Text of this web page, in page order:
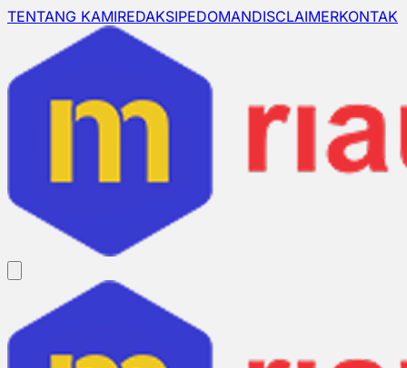
TENTANG KAMIREDAKSIPEDOMANDISCLAIMERKONTAK